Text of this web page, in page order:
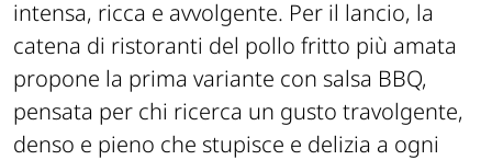
intensa, ricca e avvolgente. Per il lancio, la
catena di ristoranti del pollo fritto più amata
propone la prima variante con salsa BBQ,
pensata per chi ricerca un gusto travolgente,
denso e pieno che stupisce e delizia a ogni